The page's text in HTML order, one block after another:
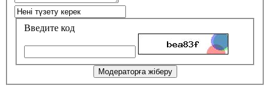
Введите код
Модераторға жіберу